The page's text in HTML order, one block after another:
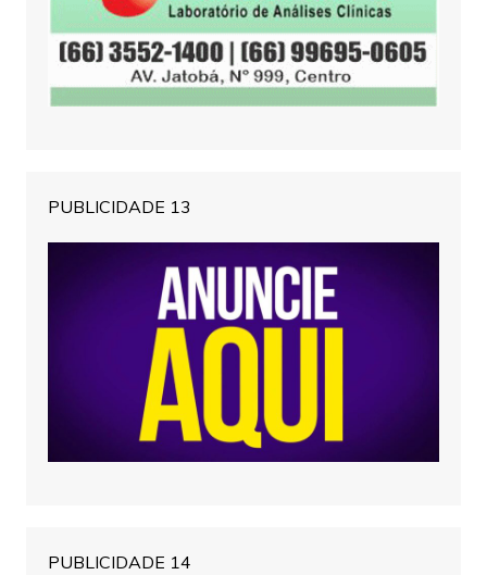
PUBLICIDADE 13
PUBLICIDADE 14